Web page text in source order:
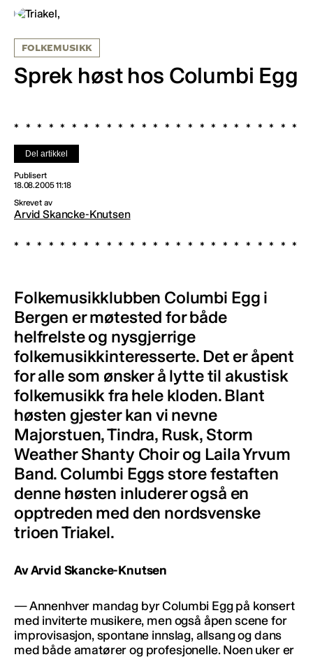
FOLKEMUSIKK
Sprek høst hos Columbi Egg
Del artikkel
Publisert
18.08.2005 11:18
Skrevet av
Arvid Skancke-Knutsen
Folkemusikklubben Columbi Egg i
Bergen er møtested for både
helfrelste og nysgjerrige
folkemusikkinteresserte. Det er åpent
for alle som ønsker å lytte til akustisk
folkemusikk fra hele kloden. Blant
høsten gjester kan vi nevne
Majorstuen, Tindra, Rusk, Storm
Weather Shanty Choir og Laila Yrvum
Band. Columbi Eggs store festaften
denne høsten inluderer også en
opptreden med den nordsvenske
trioen Triakel.
Av Arvid Skancke-Knutsen
— Annenhver mandag byr Columbi Egg på konsert
med inviterte musikere, men også åpen scene for
improvisasjon, spontane innslag, allsang og dans
med både amatører og profesjonelle. Noen uker er